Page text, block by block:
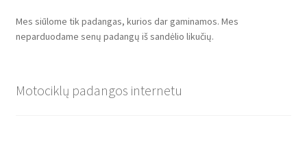
Mes siūlome tik padangas, kurios dar gaminamos. Mes
neparduodame senų padangų iš sandėlio likučių.
Motociklų padangos internetu